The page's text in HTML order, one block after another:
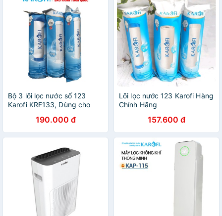
Bộ 3 lõi lọc nước số 123
Karofi KRF133, Dùng cho
U16, P95, O07, P1310,
H238, O06
190.000 đ
Lõi lọc nước 123 Karofi Hàng
Chính Hãng
157.600 đ